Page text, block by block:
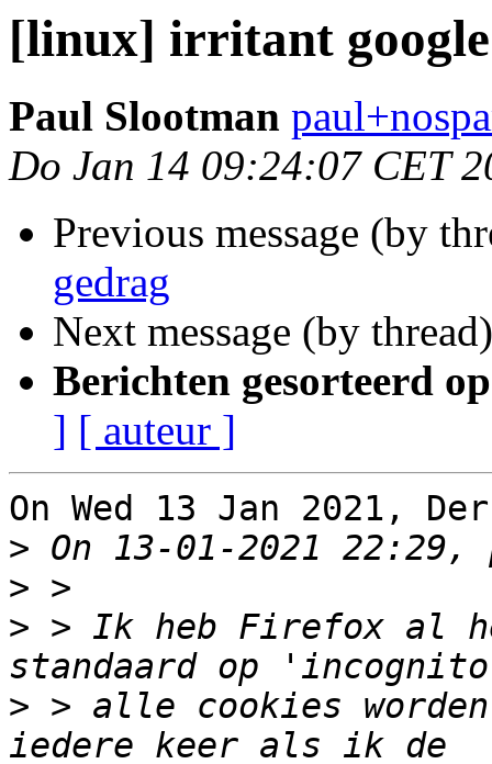
[linux] irritant
Paul Slootman
Do Jan 14 09:24:07 CET
Previous message (by
gedrag
Next message (by
Berichten gesorteerd
] [ auteur ]
On Wed 13 Jan 2021,
>
>
> > Ik heb Firefox al
> > alle cookies